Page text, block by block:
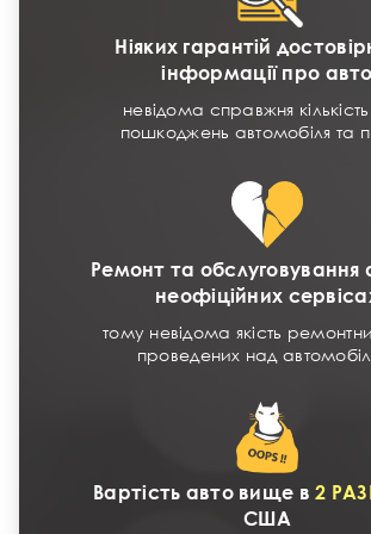
Ніяких гарантій
інформації про авто
невідома справжня
пошкоджень автомобіля та
Ремонт та обслуговування
неофіційних
тому невідома якість
проведених над
Вартість авто вище в2
США